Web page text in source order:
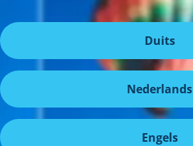
Duits
Nederlands
Engels